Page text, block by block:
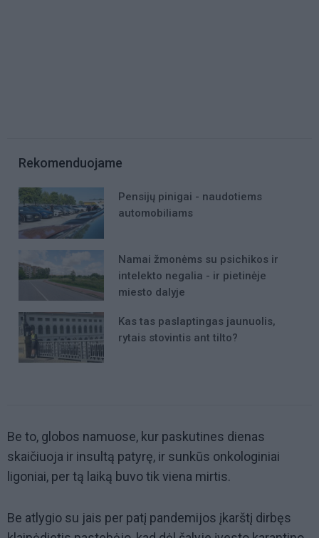
Rekomenduojame
Pensijų pinigai - naudotiems
automobiliams
Namai žmonėms su psichikos ir
intelekto negalia - ir pietinėje
miesto dalyje
Kas tas paslaptingas jaunuolis,
rytais stovintis ant tilto?
Be to, globos namuose, kur paskutines dienas
skaičiuoja ir insultą patyrę, ir sunkūs onkologiniai
ligoniai, per tą laiką buvo tik viena mirtis.
Be atlygio su jais per patį pandemijos įkarštį dirbęs